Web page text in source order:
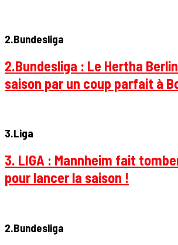
2.Bundesliga
2.Bundesliga : Le Hertha
saison par un coup parfait à
3.Liga
3. LIGA : Mannheim fait
pour lancer la saison !
2.Bundesliga